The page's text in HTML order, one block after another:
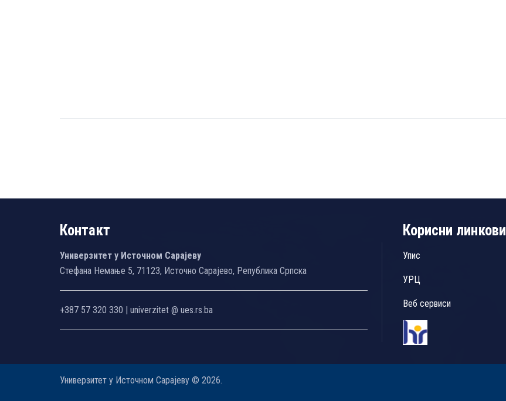
Контакт
Универзитет у Источном Сарајеву
Стефана Немање 5, 71123, Источно Сарајево, Република Српска
+387 57 320 330 | univerzitet @ ues.rs.ba
Корисни линкови
Упис
УРЦ
Веб сервиси
Универзитет у Источном Сарајеву © 2026.